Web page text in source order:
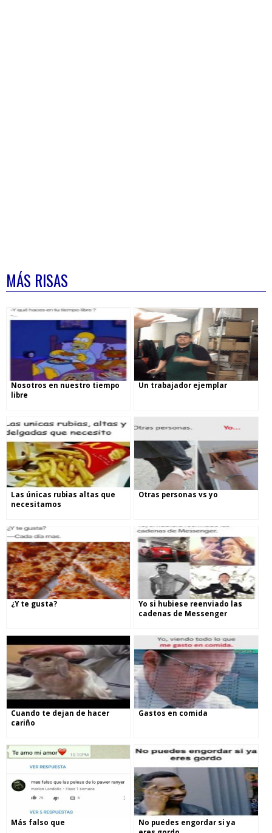
MÁS RISAS
Nosotros en nuestro tiempo
libre
Un trabajador ejemplar
Las únicas rubias altas que
necesitamos
Otras personas vs yo
¿Y te gusta?
Yo si hubiese reenviado las
cadenas de Messenger
Cuando te dejan de hacer
cariño
Gastos en comida
Más falso que
No puedes engordar si ya